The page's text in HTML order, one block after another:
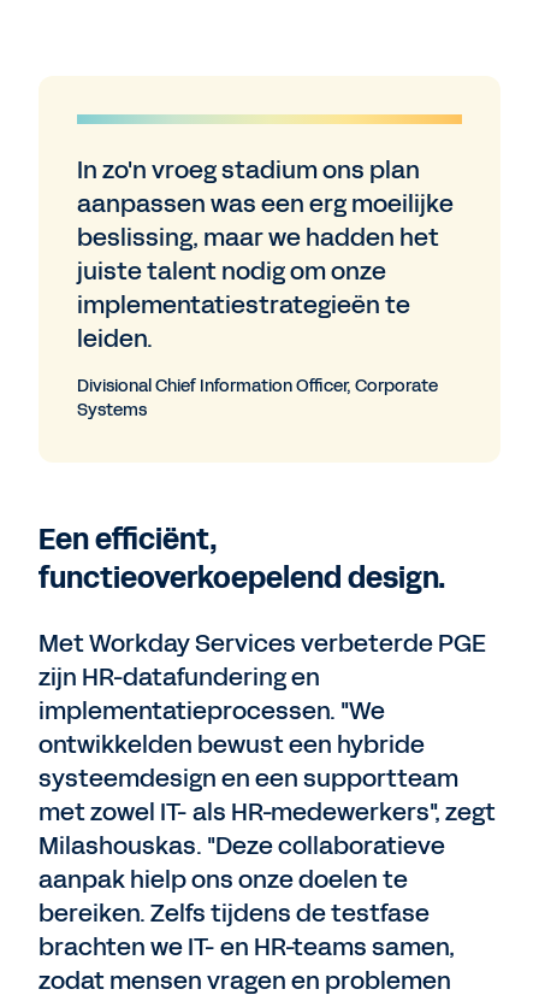
In zo'n vroeg stadium ons plan
aanpassen was een erg moeilijke
beslissing, maar we hadden het
juiste talent nodig om onze
implementatiestrategieën te
leiden.
Divisional Chief Information Officer, Corporate
Systems
Een efficiënt,
functieoverkoepelend design.
Met Workday Services verbeterde PGE
zijn HR-datafundering en
implementatieprocessen. "We
ontwikkelden bewust een hybride
systeemdesign en een supportteam
met zowel IT- als HR-medewerkers", zegt
Milashouskas. "Deze collaboratieve
aanpak hielp ons onze doelen te
bereiken. Zelfs tijdens de testfase
brachten we IT- en HR-teams samen,
zodat mensen vragen en problemen